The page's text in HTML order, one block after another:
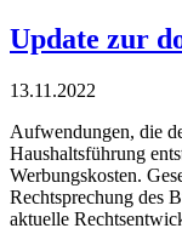
Update zur
13.11.2022
Aufwendungen, die
Haushaltsführung
Werbungskosten.
Rechtsprechung des
aktuelle